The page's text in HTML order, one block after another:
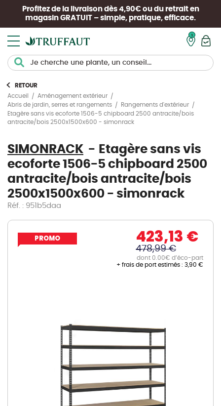
Profitez de la livraison dès 4,90€ ou du retrait en
magasin GRATUIT – simple, pratique, efficace.
RETOUR
Accueil
Aménagement extérieur
Abris de jardin, serres et rangements
Rangements d'extérieur
Etagère sans vis ecoforte 1506-5 chipboard 2500 antracite/bois
antracite/bois 2500x1500x600 - simonrack
SIMONRACK
Etagère sans vis
ecoforte 1506-5 chipboard 2500
antracite/bois antracite/bois
2500x1500x600 - simonrack
Réf. : 951b5daa
PROMO 423,13 €
478,99 €
dont 0.00€ d’éco-part
+ frais de port estimés : 3,90 €